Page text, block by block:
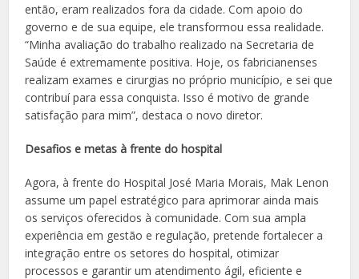
então, eram realizados fora da cidade. Com apoio do
governo e de sua equipe, ele transformou essa realidade.
“Minha avaliação do trabalho realizado na Secretaria de
Saúde é extremamente positiva. Hoje, os fabricianenses
realizam exames e cirurgias no próprio município, e sei que
contribuí para essa conquista. Isso é motivo de grande
satisfação para mim”, destaca o novo diretor.
Desafios e metas à frente do hospital
Agora, à frente do Hospital José Maria Morais, Mak Lenon
assume um papel estratégico para aprimorar ainda mais
os serviços oferecidos à comunidade. Com sua ampla
experiência em gestão e regulação, pretende fortalecer a
integração entre os setores do hospital, otimizar
processos e garantir um atendimento ágil, eficiente e